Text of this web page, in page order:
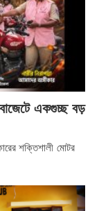
উৎসাহ ও
রাসায়নিক
প্রভাব
সুষম পদ্ধতিতে সার
পালন করবে।
বাজেটে একগুচ্ছ বড়
শক্তিশালী মোটর